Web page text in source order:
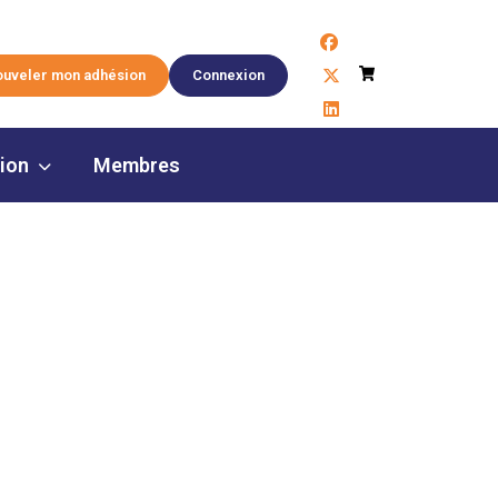
mon adhésion Connexion
facebook
x-twitter
linkedin
Panier
Membres